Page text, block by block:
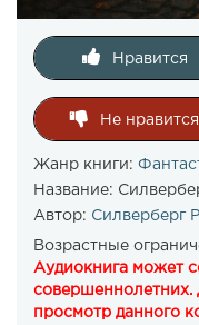
Нравится
Не нравится
Жанр книги:
Название:
Автор: Силверберг
Возрастные
Аудиокнига может
совершеннолетних.
просмотр данного